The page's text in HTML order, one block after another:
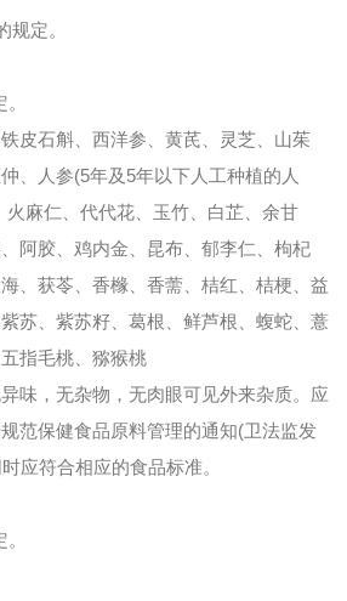
规定。
皮石斛、西洋参、黄芪、灵芝、山茱
、人参(5年及5年以下人工种植的人
、火麻仁、代代花、玉竹、白芷、余甘
阿胶、鸡内金、昆布、郁李仁、枸杞
、获苓、香橼、香薷 、桔红、桔梗、益
苏、紫苏籽、葛根、鲜芦根、蝮蛇、薏
指毛桃、猕猴桃
味，无杂物，无肉眼可见外来杂质。应
范保健食品原料管理的通知(卫法监发
应符合相应的食品标准。